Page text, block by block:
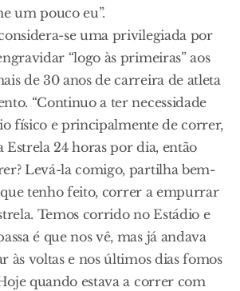
um pouco eu”.
se uma privilegiada por
“logo às primeiras” aos
de 30 anos de carreira de atleta
“Continuo a ter necessidade
físico e principalmente de correr,
Estrela 24 horas por dia, então
Levá-la comigo, partilha bem-
que tenho feito, correr a empurrar
Temos corrido no Estádio e
é que nos vê, mas já andava
às voltas e nos últimos dias fomos
quando estava a correr com